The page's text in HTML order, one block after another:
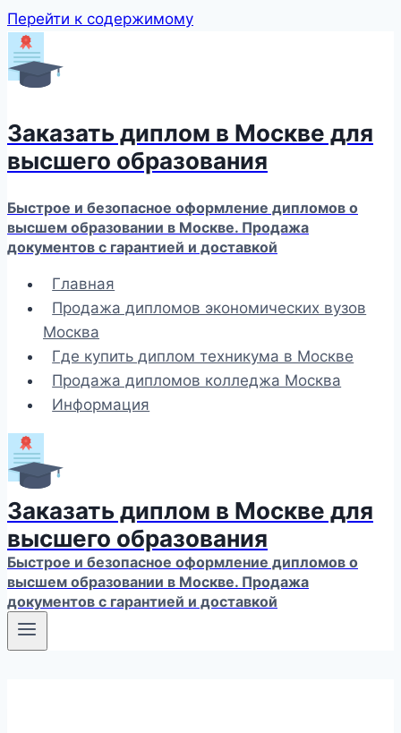
Перейти к содержимому
Заказать диплом в Москве для
высшего образования
Быстрое и безопасное оформление дипломов о
высшем образовании в Москве. Продажа
документов с гарантией и доставкой
Главная
Продажа дипломов экономических вузов
Москва
Где купить диплом техникума в Москве
Продажа дипломов колледжа Москва
Информация
Заказать диплом в Москве для
высшего образования
Быстрое и безопасное оформление дипломов о
высшем образовании в Москве. Продажа
документов с гарантией и доставкой